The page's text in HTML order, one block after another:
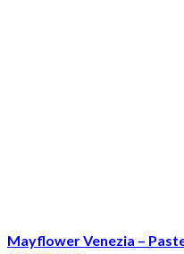
Mayflower Venezia –